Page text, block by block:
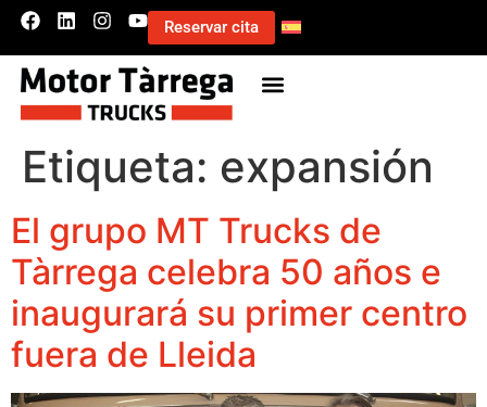
Reservar cita
Etiqueta: expansión
El grupo MT Trucks de
Tàrrega celebra 50 años e
inaugurará su primer centro
fuera de Lleida